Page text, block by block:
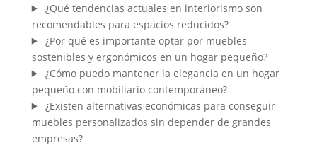
¿Qué tendencias actuales en interiorismo son
recomendables para espacios reducidos?
¿Por qué es importante optar por muebles
sostenibles y ergonómicos en un hogar pequeño?
¿Cómo puedo mantener la elegancia en un hogar
pequeño con mobiliario contemporáneo?
¿Existen alternativas económicas para conseguir
muebles personalizados sin depender de grandes
empresas?